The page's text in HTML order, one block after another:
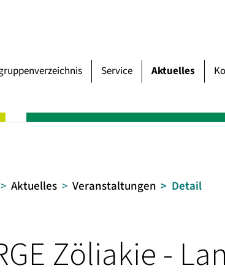
Service Aktuelles
Aktuelles Veranstaltungen Detail
Zöliakie -